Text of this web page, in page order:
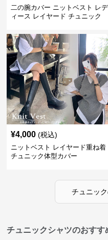
二の腕カバー ニットベスト レデ
ィース レイヤード チュニック
¥4,000 (税込)
ニットベスト レイヤード重ね着
チュニック体型カバー
チュニック
チュニックシャツのおすす